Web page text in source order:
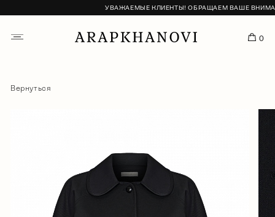
УВАЖАЕМЫЕ КЛИЕНТЫ! ОБРАЩАЕМ ВАШЕ
0
Вернуться